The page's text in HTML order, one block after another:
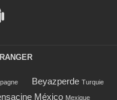
Beyazperde Turquie
México Mexique